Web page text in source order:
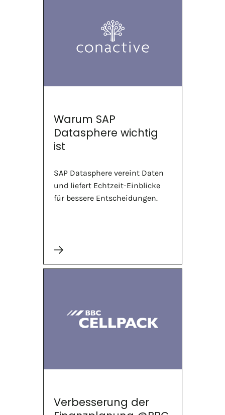
Warum SAP
Datasphere wichtig
ist
SAP Datasphere vereint Daten
und liefert Echtzeit-Einblicke
für bessere Entscheidungen.
Verbesserung der